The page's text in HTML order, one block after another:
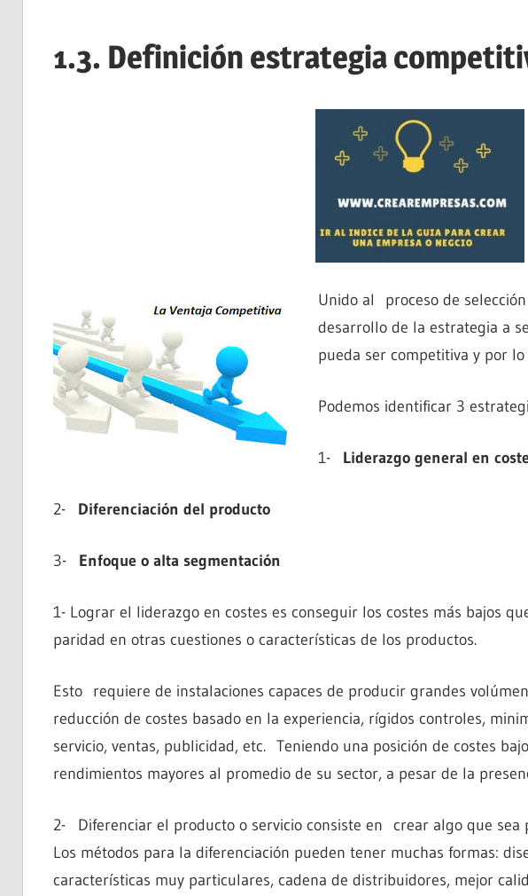
1.3. Definición estrategia
Unido al proceso de
desarrollo de la estrategia a
pueda ser competitiva y por
Podemos identificar 3
1- Liderazgo general en
2- Diferenciación del producto
3- Enfoque o alta segmentación
1- Lograr el liderazgo en costes es conseguir los costes más bajos
paridad en otras cuestiones o características de los productos.
Esto requiere de instalaciones capaces de producir grandes
reducción de costes basado en la experiencia, rígidos controles,
servicio, ventas, publicidad, etc. Teniendo una posición de costes
rendimientos mayores al promedio de su sector, a pesar de la
2- Diferenciar el producto o servicio consiste en crear algo que sea
Los métodos para la diferenciación pueden tener muchas formas:
características muy particulares, cadena de distribuidores, mejor